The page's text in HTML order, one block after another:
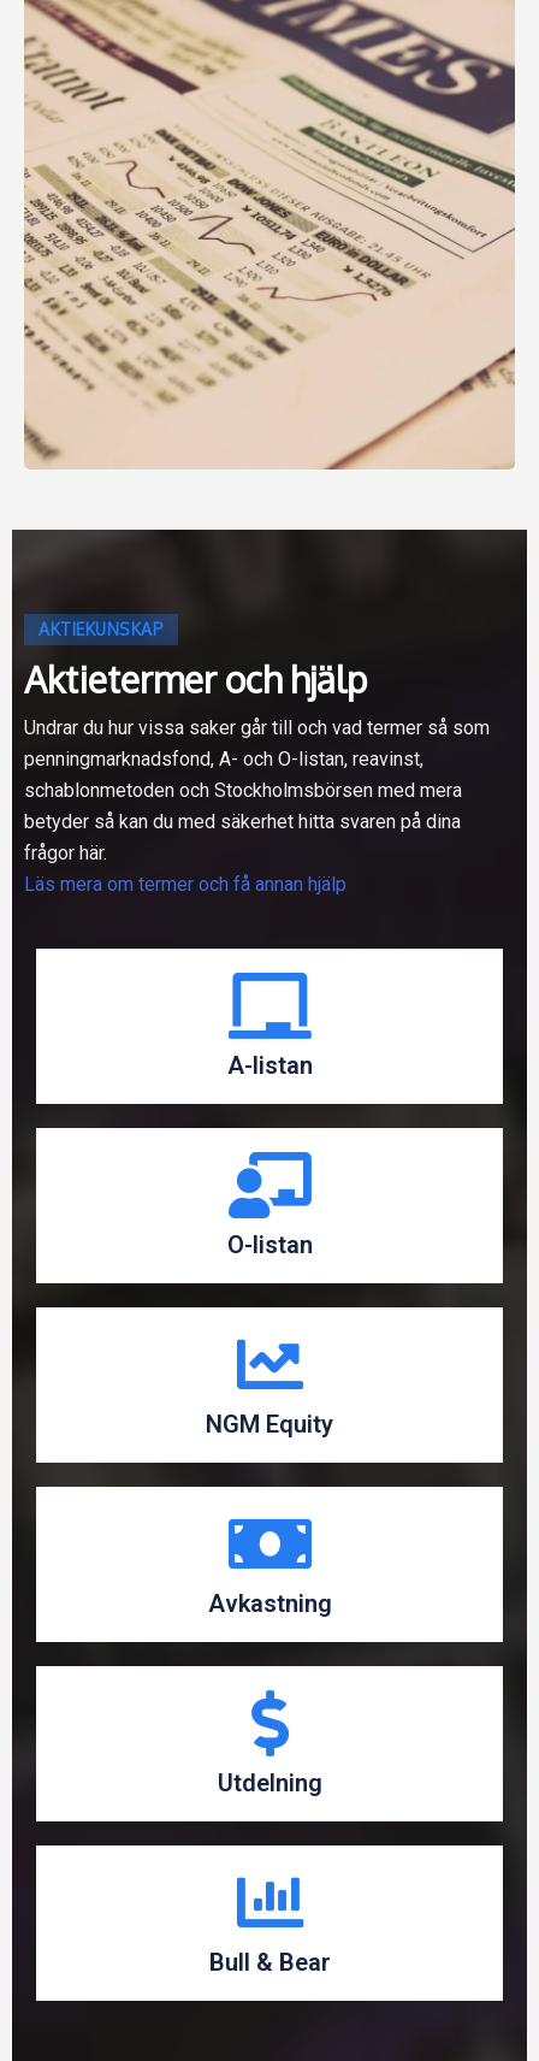
AKTIEKUNSKAP
Aktietermer och hjälp
Undrar du hur vissa saker går till och vad termer så som
penningmarknadsfond, A- och O-listan, reavinst,
schablonmetoden och Stockholmsbörsen med mera
betyder så kan du med säkerhet hitta svaren på dina
frågor här.
Läs mera om termer och få annan hjälp
A-listan
O-listan
NGM Equity
Avkastning
Utdelning
Bull & Bear